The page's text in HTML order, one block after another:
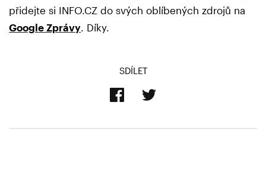
přidejte si INFO.CZ do svých oblíbených zdrojů na
Google Zprávy. Díky.
SDÍLET